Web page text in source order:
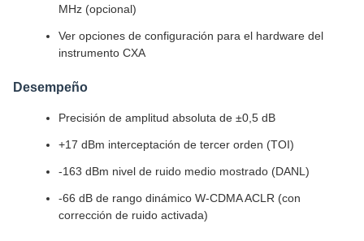
MHz (opcional)
Ver opciones de configuración para el hardware del
instrumento CXA
Desempeño
Precisión de amplitud absoluta de ±0,5 dB
+17 dBm interceptación de tercer orden (TOI)
-163 dBm nivel de ruido medio mostrado (DANL)
-66 dB de rango dinámico W-CDMA ACLR (con
corrección de ruido activada)